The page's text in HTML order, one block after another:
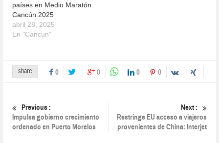
países en Medio Maratón
Cancún 2025
abril 28, 2025
En "Cancun"
share 0 0 0 0
Previous :
Impulsa gobierno crecimiento
ordenado en Puerto Morelos
Next :
Restringe EU acceso a viajeros
provenientes de China: Interjet